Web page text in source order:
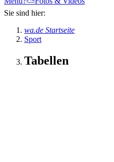
Sie sind hier:
wa.de Startseite
Sport
Tabellen